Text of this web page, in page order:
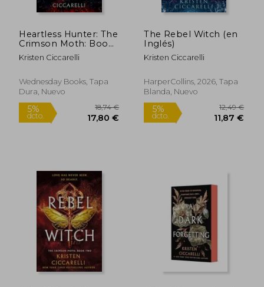
Heartless Hunter: The
Crimson Moth: Book
1 (en Inglés)
Kristen Ciccarelli
Wednesday Books, Tapa
Dura, Nuevo
5%
The Rebel Witch (en
Inglés)
Kristen Ciccarelli
HarperCollins, 2026, Tapa
Blanda, Nuevo
5%